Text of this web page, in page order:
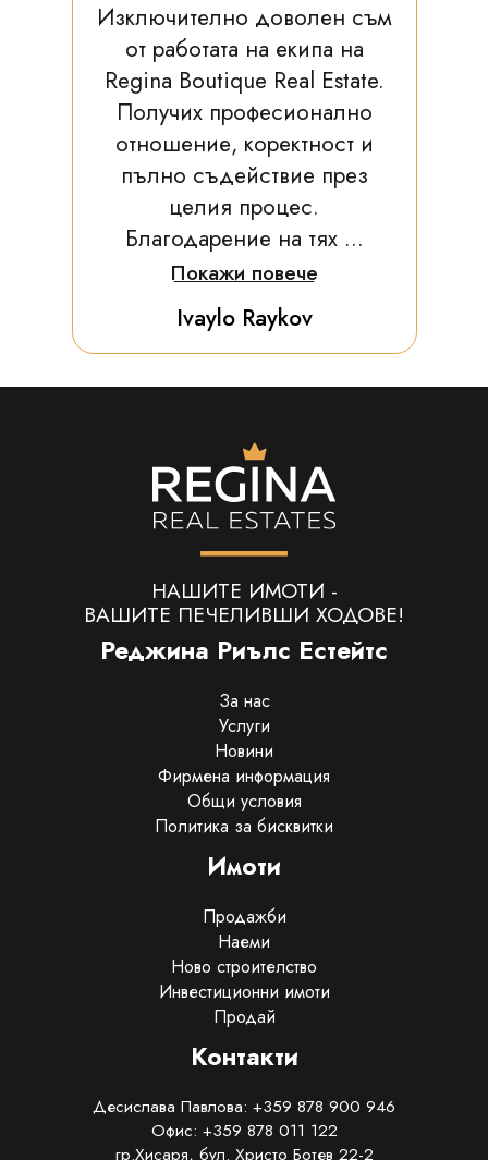
Изключително доволен съм
от работата на екипа на
Regina Boutique Real Estate.
Получих професионално
отношение, коректност и
пълно съдействие през
целия процес.
Благодарение на тях ...
Покажи повече
Ivaylo Raykov
НАШИТЕ ИМОТИ -
ВАШИТЕ ПЕЧЕЛИВШИ ХОДОВЕ!
Реджина Риълс Естейтс
За нас
Услуги
Новини
Фирмена информация
Общи условия
Политика за бисквитки
Имоти
Продажби
Наеми
Ново строителство
Инвестиционни имоти
Продай
Контакти
Десислава Павлова: +359 878 900 946
Офис: +359 878 011 122
гр.Хисаря, бул. Христо Ботев 22-2